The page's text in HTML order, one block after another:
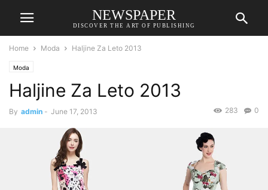
NEWSPAPER
DISCOVER THE ART OF PUBLISHING
Home Moda Haljine Za Leto 2013
Moda
Haljine Za Leto 2013
By admin - June 17, 2013 0
283